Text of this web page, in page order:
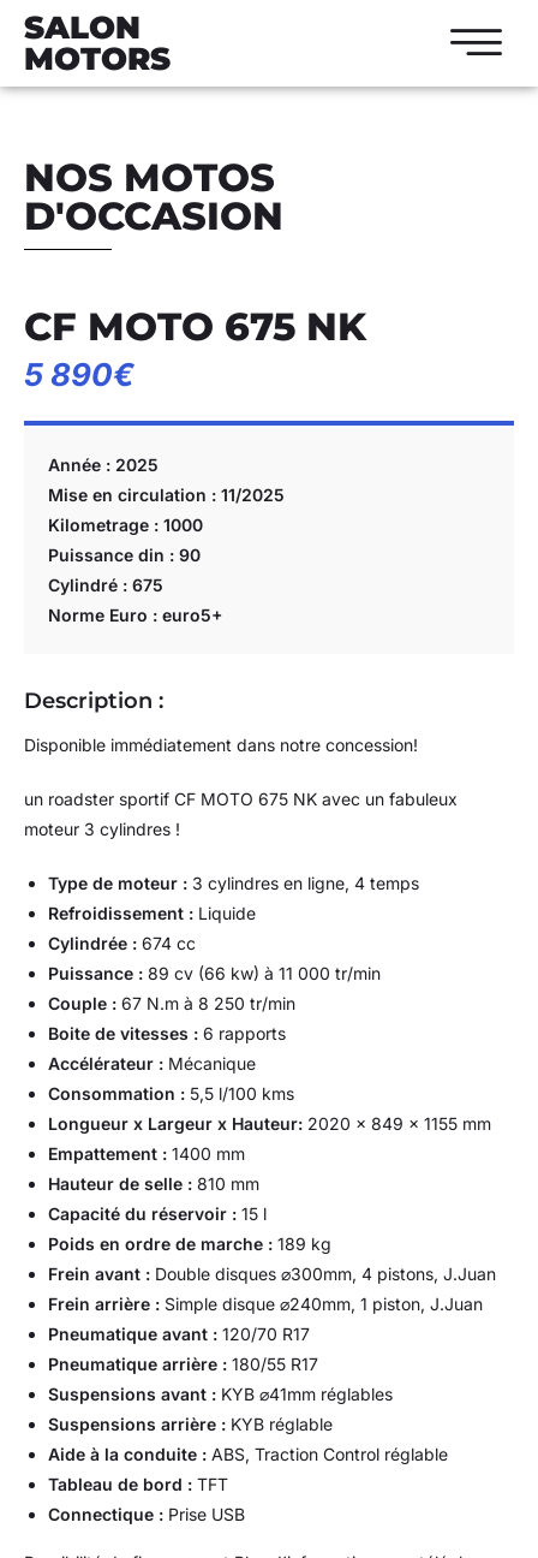
SALON
MOTORS
NOS MOTOS
D'OCCASION
CF MOTO 675 NK
5 890€
Année : 2025
Mise en circulation : 11/2025
Kilometrage : 1000
Puissance din : 90
Cylindré : 675
Norme Euro : euro5+
Description :
Disponible immédiatement dans notre concession!
un roadster sportif CF MOTO 675 NK avec un fabuleux
moteur 3 cylindres !
Type de moteur : 3 cylindres en ligne, 4 temps
Refroidissement : Liquide
Cylindrée : 674 cc
Puissance : 89 cv (66 kw) à 11 000 tr/min
Couple : 67 N.m à 8 250 tr/min
Boite de vitesses : 6 rapports
Accélérateur : Mécanique
Consommation : 5,5 l/100 kms
Longueur x Largeur x Hauteur: 2020 x 849 x 1155 mm
Empattement : 1400 mm
Hauteur de selle : 810 mm
Capacité du réservoir : 15 l
Poids en ordre de marche : 189 kg
Frein avant : Double disques ⌀300mm, 4 pistons, J.Juan
Frein arrière : Simple disque ⌀240mm, 1 piston, J.Juan
Pneumatique avant : 120/70 R17
Pneumatique arrière : 180/55 R17
Suspensions avant : KYB ⌀41mm réglables
Suspensions arrière : KYB réglable
Aide à la conduite : ABS, Traction Control réglable
Tableau de bord : TFT
Connectique : Prise USB